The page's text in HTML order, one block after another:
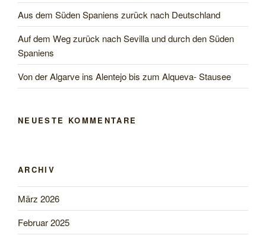
Aus dem Süden Spaniens zurück nach Deutschland
Auf dem Weg zurück nach Sevilla und durch den Süden
Spaniens
Von der Algarve ins Alentejo bis zum Alqueva- Stausee
NEUESTE KOMMENTARE
ARCHIV
März 2026
Februar 2025